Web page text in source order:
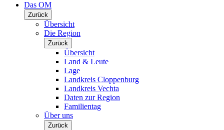
Das OM
Zurück
Übersicht
Die Region
Zurück
Übersicht
Land & Leute
Lage
Landkreis Cloppenburg
Landkreis Vechta
Daten zur Region
Familientag
Über uns
Zurück